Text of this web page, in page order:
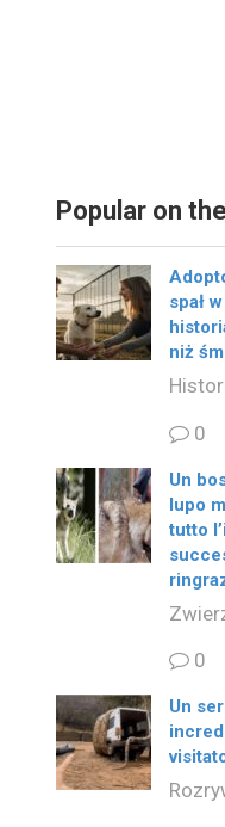
Popular on
spał
niż
0
Un
lupo
tutto
0
Un